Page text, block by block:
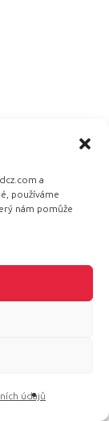
a
používáme
nám pomůže
údajů